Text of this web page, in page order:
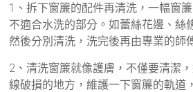
1、拆下窗簾的配件再清洗，一幅窗
不適合水洗的部分。如蕾絲花邊、絲
然後分別清洗，洗完後再由專業的師
2、清洗窗簾就像護膚，不僅要清潔
線破損的地方，維護一下窗簾的軌道